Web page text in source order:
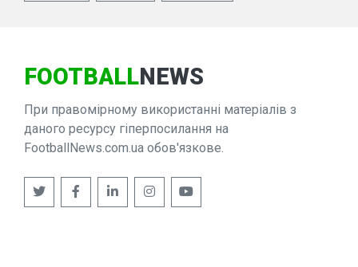
FOOTBALLNEWS
При правомірному використанні матеріалів з
даного ресурсу гіперпосилання на
FootballNews.com.ua обов'язкове.